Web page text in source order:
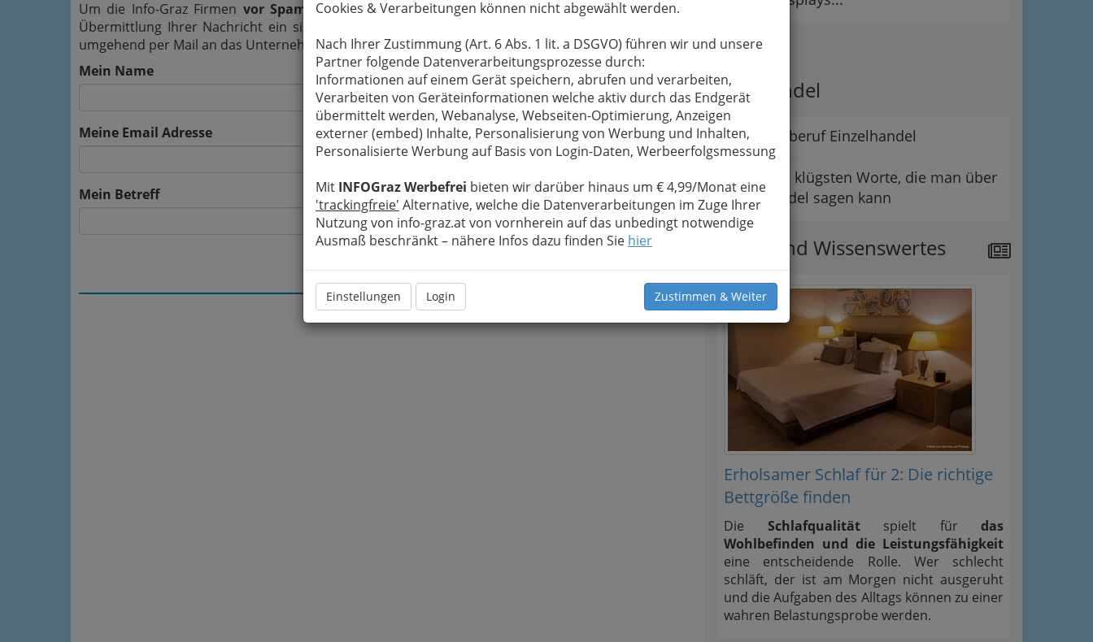
Cookies & Verarbeitungen können nicht abgewählt werden.
Nach Ihrer Zustimmung (Art. 6 Abs. 1 lit. a DSGVO) führen wir und unsere
Partner folgende Datenverarbeitungsprozesse durch:
Informationen auf einem Gerät speichern, abrufen und verarbeiten,
Verarbeiten von Geräteinformationen welche aktiv durch das Endgerät
übermittelt werden, Webanalyse, Webseiten-Optimierung, Anzeigen
externer (embed) Inhalte, Personalisierung von Werbung und Inhalten,
Personalisierte Werbung auf Basis von Login-Daten, Werbeerfolgsmessung
Mit INFOGraz Werbefrei bieten wir darüber hinaus um € 4,99/Monat eine
'trackingfreie' Alternative, welche die Datenverarbeitungen im Zuge Ihrer
Nutzung von info-graz.at von vornherein auf das unbedingt notwendige
Ausmaß beschränkt – nähere Infos dazu finden Sie hier
Einstellungen Login Zustimmen & Weiter
Um die Info-Graz Firmen vor Spam-Mails zu bewahren, verwenden wir an dieser Stelle zur
Übermittlung Ihrer Nachricht ein sicheres Formular. Ihre Nachricht wird nach dem Absenden
umgehend per Mail an das Unternehmen Gernot Wimmer ART on Fashion weitergeleitet.
Mein Name
Meine Email Adresse
Mein Betreff
Meine Nachricht
Tipps
Der Handel
Der Lehrberuf Einzelhandel
Die wohl klügsten Worte, die man über
den Handel sagen kann
News und Wissenswertes
Erholsamer Schlaf für 2: Die richtige
Bettgröße finden
Die Schlafqualitätspielt für das
Wohlbefinden und die Leistungsfähigkeit
eine entscheidende Rolle. Wer schlecht
schläft, der ist am Morgen nicht ausgeruht
und die Aufgaben des Alltags können zu einer
wahren Belastungsprobe werden.